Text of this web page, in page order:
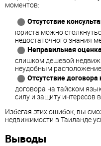
моментов:
Отсутствие
юриста можно
недостаточного знания
Неправильная
слишком дешевой
неудобным
Отсутствие
договора на тайском
силу и защиту интересов
Избегая этих ошибок, вы
недвижимости в Таиланде
Выводы